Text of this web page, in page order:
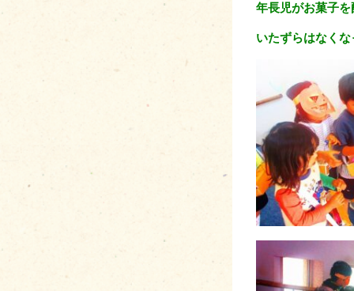
年長児がお菓子
いたずらはなく